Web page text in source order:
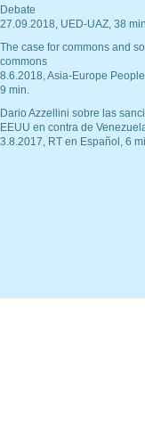
Debate
27.09.2018, UED-UAZ, 38
The case for commons and
commons
8.6.2018, Asia-Europe
9 min.
Dario Azzellini sobre las
EEUU en contra de
3.8.2017, RT en Español, 6